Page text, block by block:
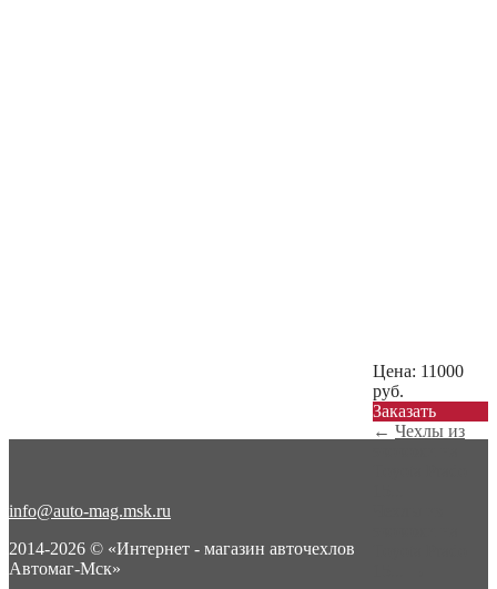
Цена: 11000
руб.
Заказать
← Чехлы из
info@auto-mag.msk.ru
2014-2026 © «Интернет - магазин авточехлов
Автомаг-Мск»